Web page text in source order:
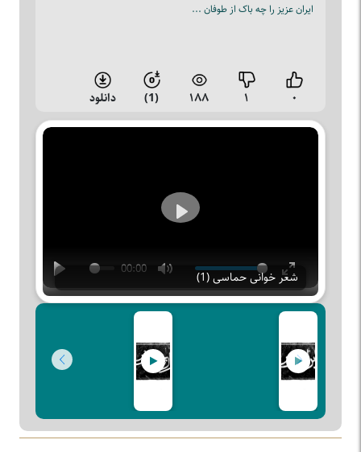
ایران عزیز را چه باک از طوفان ...
۰ ۱ ۱۸۸ (1) دانلود
Play
00:00
Mute
Enter
fullscreen
Play
شعر خوانی حماسی (1)